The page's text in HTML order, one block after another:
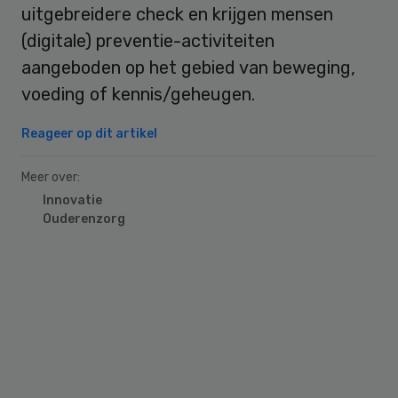
uitgebreidere check en krijgen mensen
(digitale) preventie-activiteiten
aangeboden op het gebied van beweging,
voeding of kennis/geheugen.
Reageer op dit artikel
Meer over:
Innovatie
Ouderenzorg